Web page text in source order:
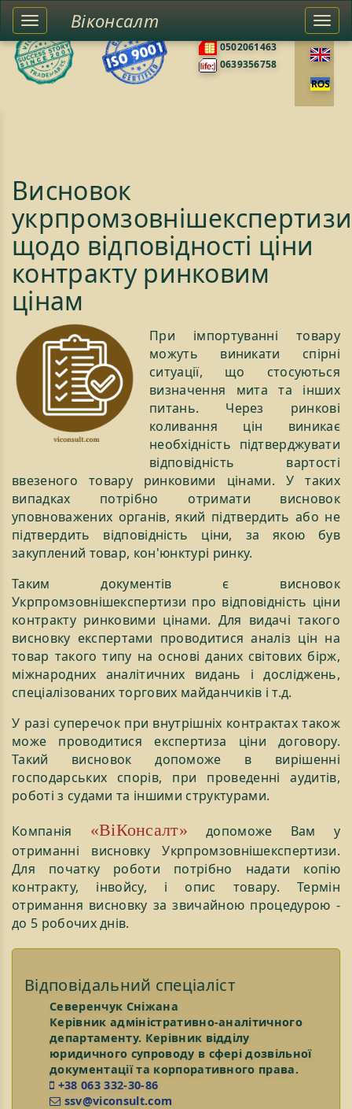
0502061463
0639356758
Toggle
left
sidebar
Віконсалт
Висновок
укрпромзовнішекспертизи
щодо відповідності ціни
контракту ринковим
цінам
При імпортуванні товару
можуть виникати спірні
ситуації, що стосуються
визначення мита та інших
питань. Через ринкові
коливання цін виникає
необхідність підтверджувати
відповідність вартості
ввезеного товару ринковими цінами. У таких
випадках потрібно отримати висновок
уповноважених органів, який підтвердить або не
підтвердить відповідність ціни, за якою був
закуплений товар, кон'юнктурі ринку.
Таким документів є висновок
Укрпромзовнішекспертизи про відповідність ціни
контракту ринковими цінами. Для видачі такого
висновку експертами проводитися аналіз цін на
товар такого типу на основі даних світових бірж,
міжнародних аналітичних видань і досліджень,
спеціалізованих торгових майданчиків і т.д.
У разі суперечок при внутрішніх контрактах також
може проводитися експертиза ціни договору.
Такий висновок допоможе в вирішенні
господарських спорів, при проведенні аудитів,
роботі з судами та іншими структурами.
Компанія «ВіКонсалт» допоможе Вам у
отриманні висновку Укрпромзовнішекспертизи.
Для початку роботи потрібно надати копію
контракту, інвойсу, і опис товару. Термін
отримання висновку за звичайною процедурою -
до 5 робочих днів.
Відповідальний спеціаліст
Северенчук Сніжана
Керівник адміністративно-аналітичного
департаменту. Керівник відділу
юридичного супроводу в сфері дозвільної
документації та корпоративного права.
+38 063 332-30-86
ssv@viconsult.com